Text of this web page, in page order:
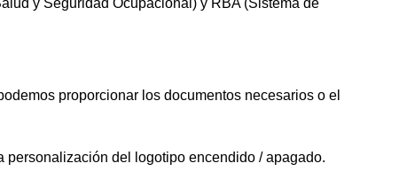
y Seguridad Ocupacional) y RBA (Sistema de
proporcionar los documentos necesarios o el
del logotipo encendido / apagado.